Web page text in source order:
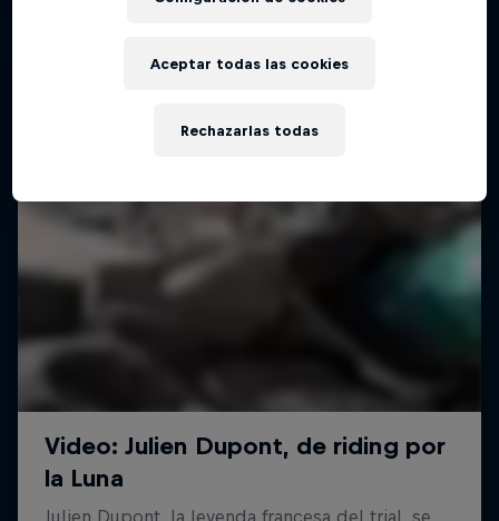
Rechazarlas todas
Aceptar todas las cookies